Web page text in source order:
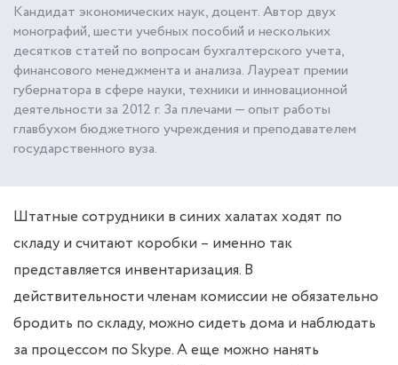
Кандидат экономических наук, доцент. Автор двух
монографий, шести учебных пособий и нескольких
десятков статей по вопросам бухгалтерского учета,
финансового менеджмента и анализа. Лауреат премии
губернатора в сфере науки, техники и инновационной
деятельности за 2012 г. За плечами — опыт работы
главбухом бюджетного учреждения и преподавателем
государственного вуза.
Штатные сотрудники в синих халатах ходят по
складу и считают коробки – именно так
представляется инвентаризация. В
действительности членам комиссии не обязательно
бродить по складу, можно сидеть дома и наблюдать
за процессом по Skype. А еще можно нанять